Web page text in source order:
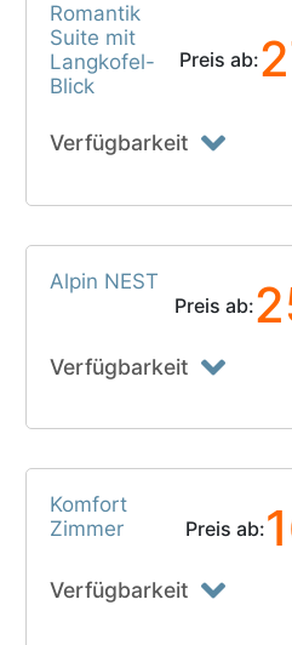
Romantik
Suite mit
Langkofel-
Blick
Preis ab:
Verfügbarkeit
Alpin NEST
Preis ab:
Verfügbarkeit
Komfort
Zimmer
Preis ab:
Verfügbarkeit